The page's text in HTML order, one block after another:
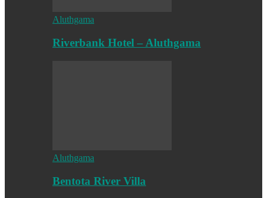
Aluthgama
Riverbank Hotel – Aluthgama
Aluthgama
Bentota River Villa